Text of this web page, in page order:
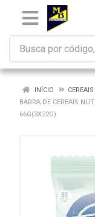
INÍCIO CEREAIS
BARRA DE CEREAIS
66G(3X22G)